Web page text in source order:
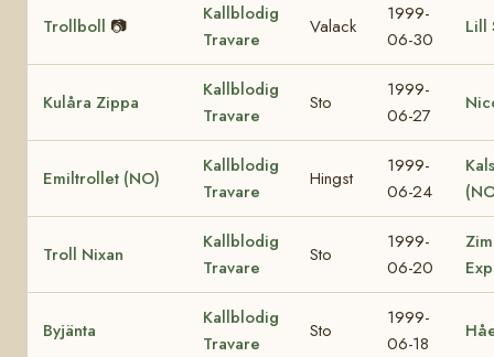
Trollboll 📷
Kallblodig
Travare
Valack
1999-
06-30
Lill
Kulåra Zippa
Kallblodig
Travare
Sto
1999-
06-27
Emiltrollet (NO)
Kallblodig
Travare
Hingst
1999-
06-24
Troll Nixan
Kallblodig
Travare
Sto
1999-
06-20
Byjänta
Kallblodig
Travare
Sto
1999-
06-18